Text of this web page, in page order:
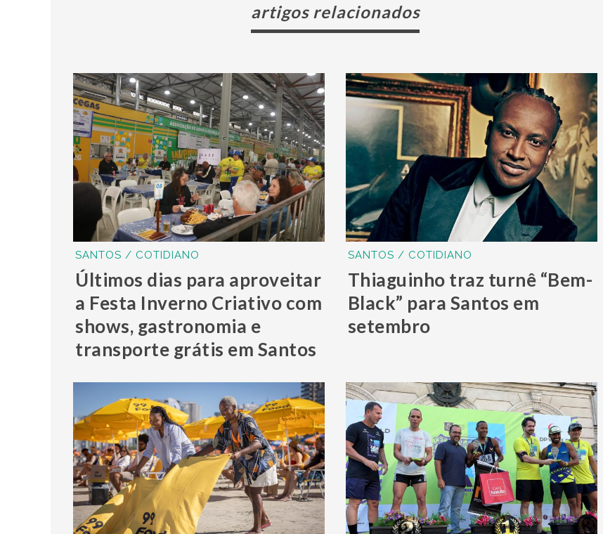
artigos relacionados
SANTOS / COTIDIANO
Últimos dias para aproveitar
a Festa Inverno Criativo com
shows, gastronomia e
transporte grátis em Santos
SANTOS / COTIDIANO
Thiaguinho traz turnê “Bem-
Black” para Santos em
setembro